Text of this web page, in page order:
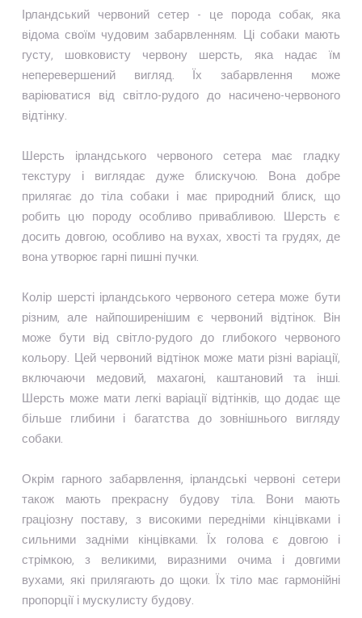
Ірландський червоний сетер - це порода собак, яка
відома своїм чудовим забарвленням. Ці собаки мають
густу, шовковисту червону шерсть, яка надає їм
неперевершений вигляд. Їх забарвлення може
варіюватися від світло-рудого до насичено-червоного
відтінку.
Шерсть ірландського червоного сетера має гладку
текстуру і виглядає дуже блискучою. Вона добре
прилягає до тіла собаки і має природний блиск, що
робить цю породу особливо привабливою. Шерсть є
досить довгою, особливо на вухах, хвості та грудях, де
вона утворює гарні пишні пучки.
Колір шерсті ірландського червоного сетера може бути
різним, але найпоширенішим є червоний відтінок. Він
може бути від світло-рудого до глибокого червоного
кольору. Цей червоний відтінок може мати різні варіації,
включаючи медовий, махагоні, каштановий та інші.
Шерсть може мати легкі варіації відтінків, що додає ще
більше глибини і багатства до зовнішнього вигляду
собаки.
Окрім гарного забарвлення, ірландські червоні сетери
також мають прекрасну будову тіла. Вони мають
граціозну поставу, з високими передніми кінцівками і
сильними задніми кінцівками. Їх голова є довгою і
стрімкою, з великими, виразними очима і довгими
вухами, які прилягають до щоки. Їх тіло має гармонійні
пропорції і мускулисту будову.